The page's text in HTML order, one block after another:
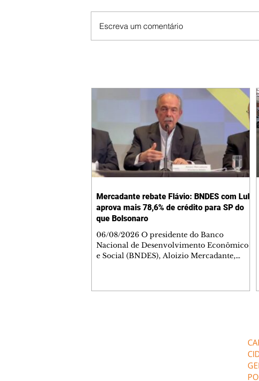
Escreva um comentário
Mercadante rebate Flávio: BNDES com Lula
aprova mais 78,6% de crédito para SP do
que Bolsonaro
06/08/2026 O presidente do Banco
Nacional de Desenvolvimento Econômico
e Social (BNDES), Aloizio Mercadante,